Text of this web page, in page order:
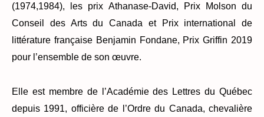
(1974,1984), les prix Athanase-David, Prix Molson du
Conseil des Arts du Canada et Prix international de
littérature française Benjamin Fondane, Prix Griffin 2019
pour l’ensemble de son œuvre.
Elle est membre de l’Académie des Lettres du Québec
depuis 1991, officière de l’Ordre du Canada, chevalière